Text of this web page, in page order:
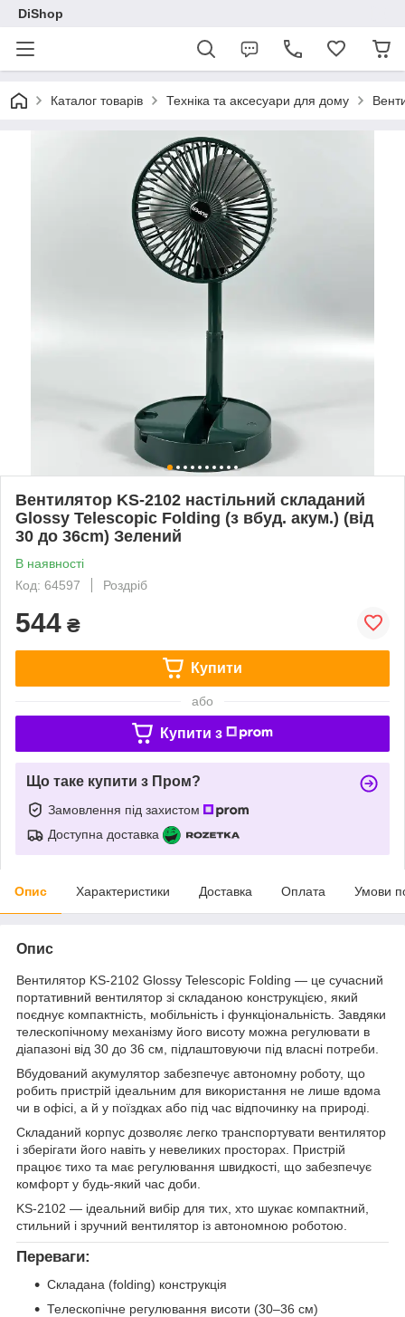
DiShop
Каталог товарів Техніка та аксесуари для дому
Вентилятор KS-2102 настільний складаний
Glossy Telescopic Folding (з вбуд. акум.) (від
30 до 36сm) Зелений
В наявності
Код: 64597
Роздріб
544 ₴
Купити
або
Купити з
Що таке купити з Пром?
Замовлення під захистом
Доступна доставка
Опис Характеристики Доставка Оплата Умови
Опис
Вентилятор KS-2102 Glossy Telescopic Folding — це сучасний
портативний вентилятор зі складаною конструкцією, який
поєднує компактність, мобільність і функціональність. Завдяки
телескопічному механізму його висоту можна регулювати в
діапазоні від 30 до 36 см, підлаштовуючи під власні потреби.
Вбудований акумулятор забезпечує автономну роботу, що
робить пристрій ідеальним для використання не лише вдома
чи в офісі, а й у поїздках або під час відпочинку на природі.
Складаний корпус дозволяє легко транспортувати вентилятор
і зберігати його навіть у невеликих просторах. Пристрій
працює тихо та має регулювання швидкості, що забезпечує
комфорт у будь-який час доби.
KS-2102 — ідеальний вибір для тих, хто шукає компактний,
стильний і зручний вентилятор із автономною роботою.
Переваги:
Складана (folding) конструкція
Телескопічне регулювання висоти (30–36 см)